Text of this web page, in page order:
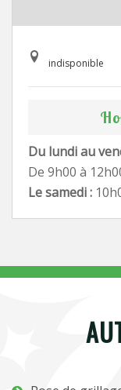
indisponible
Du lundi au
De 9h00 à
Le samedi :